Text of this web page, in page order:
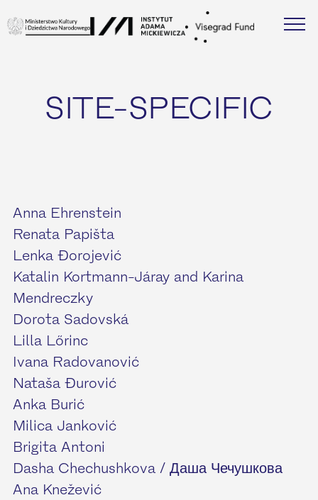
SITE-SPECIFIC
Anna Ehrenstein
Renata Papišta
Lenka Đorojević
Katalin Kortmann-Járay and Karina
Mendreczky
Dorota Sadovská
Lilla Lőrinc
Ivana Radovanović
Nataša Đurović
Anka Burić
Milica Janković
Brigita Antoni
Dasha Chechushkova / Даша Чечушкова
Ana Knežević